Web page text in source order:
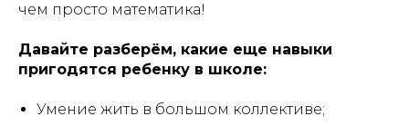
чем просто математика!
Давайте разберём, какие еще навыки
пригодятся ребенку в школе:
Умение жить в большом коллективе;